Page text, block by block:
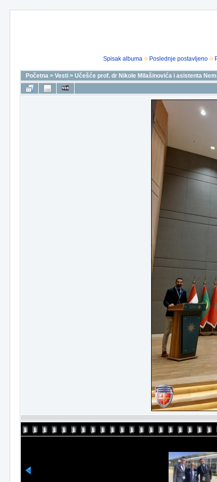
Spisak albuma Poslednje postavljeno
Početna > Vesti > Učešće prof. dr Nikole Milašinovića i asistenta